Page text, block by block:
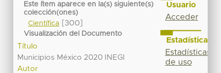
Este ítem aparece en la(s) siguiente(s)
colección(ones)
Científica[300]
Visualización del Documento
Título
Municipios México 2020 INEGI
Autor
Usuario
Acceder
Estadísticas
Estadísticas
de uso